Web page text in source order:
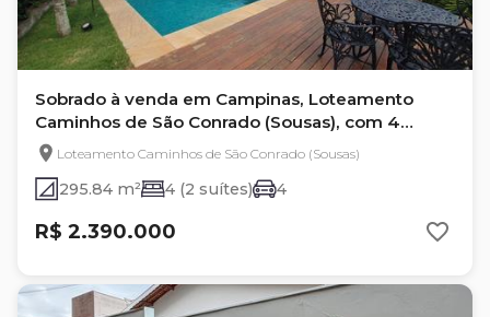
Sobrado à venda em Campinas, Loteamento
Caminhos de São Conrado (Sousas), com 4
quartos
Loteamento Caminhos de São Conrado (Sousas)
295.84 m² 4 (2 suítes) 4
R$ 2.390.000